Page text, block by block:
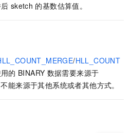
sketch 的基数估算值。
/HLL_COUNT
的 BINARY 数据需要来源于
能来源于其他系统或者其他方式。